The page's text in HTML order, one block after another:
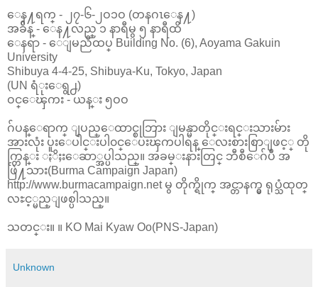
ေန႔ရက္ - ၂၇-၆-၂ဝ၁ဝ (တနဂၤေန႔)
အခ်ိန္ - ေန႔လည္ ၁ နာရီမွ ၅ နာရီထိ
ေနရာ - ေျမညီထပ္ Building No. (6), Aoyama Gakuin
University
Shibuya 4-4-25, Shibuya-Ku, Tokyo, Japan
(UN ရံုးေရွ႕)
ဝင္ေၾကး - ယန္း ၅ဝဝ
ဂ်ပန္ေရာက္ ျပည္ေထာင္စုဘြား ျမန္မာတိုင္းရင္းသားမ်ား
အားလုံး ပူးေပါင္းပါ၀င္ေပးၾကပါရန္ ေလးစားစြာျဖင့္ တို
က္တြန္း ႏိႈးေဆာ္အပ္ပါသည္။ အခမ္းနားတြင္ ဘီစီေဂ်ပီ အ
ဖြဲ႔သား(Burma Campaign Japan)
http://www.burmacampaign.net မွ တိုက္ရိုက္ အင္တာနက္မွ ရုပ္သံထုတ္
လႊင့္မည္ျဖစ္ပါသည္။
သတင္း။ ။ KO Mai Kyaw Oo(PNS-Japan)
Unknown